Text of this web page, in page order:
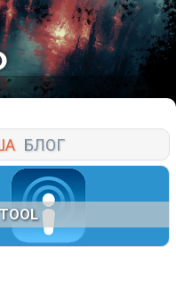
БЛОГ